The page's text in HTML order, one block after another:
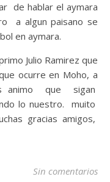
de hablar el aymara
a algun paisano se
en aymara.
Julio Ramirez que
ocurre en Moho, a
animo que sigan
lo nuestro. muito
gracias amigos,
Sin comentarios